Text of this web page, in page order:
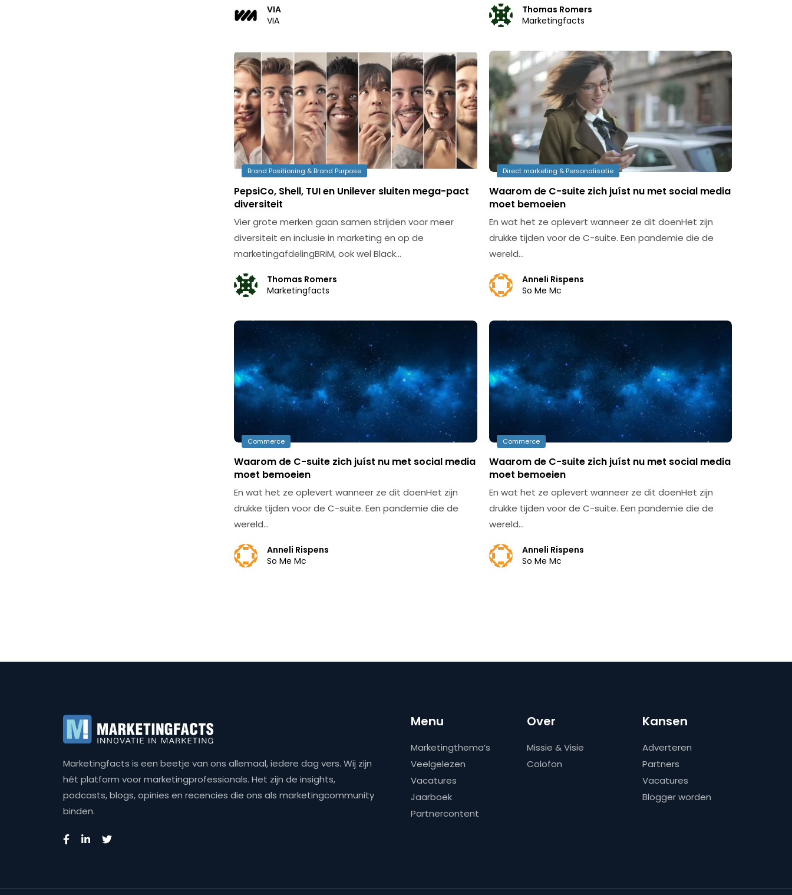
VIA
VIA
Thomas Romers
Marketingfacts
Brand Positioning & Brand Purpose
PepsiCo, Shell, TUI en Unilever sluiten mega-pact
diversiteit
Vier grote merken gaan samen strijden voor meer
diversiteit en inclusie in marketing en op de
marketingafdelingBRiM, ook wel Black…
Thomas Romers
Marketingfacts
Direct marketing & Personalisatie
Waarom de C-suite zich juíst nu met social media
moet bemoeien
En wat het ze oplevert wanneer ze dit doenHet zijn
drukke tijden voor de C-suite. Een pandemie die de
wereld…
Anneli Rispens
So Me Mc
Commerce
Waarom de C-suite zich juíst nu met social media
moet bemoeien
En wat het ze oplevert wanneer ze dit doenHet zijn
drukke tijden voor de C-suite. Een pandemie die de
wereld…
Anneli Rispens
So Me Mc
Commerce
Waarom de C-suite zich juíst nu met social media
moet bemoeien
En wat het ze oplevert wanneer ze dit doenHet zijn
drukke tijden voor de C-suite. Een pandemie die de
wereld…
Anneli Rispens
So Me Mc
Marketingfacts is een beetje van ons allemaal, iedere dag vers. Wij zijn
hét platform voor marketingprofessionals. Het zijn de insights,
podcasts, blogs, opinies en recencies die ons als marketingcommunity
binden.
Menu
Marketingthema’s
Veelgelezen
Vacatures
Jaarboek
Partnercontent
Over
Missie & Visie
Colofon
Kansen
Adverteren
Partners
Vacatures
Blogger worden